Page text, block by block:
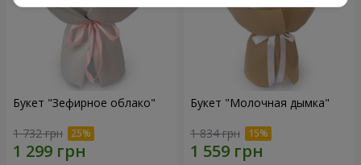
Букет "Зефирное облако"
1 732 грн
Букет "Молочная дымка"
1 834 грн